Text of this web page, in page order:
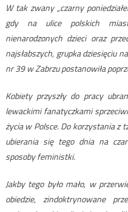
W tak zwany „czarny
gdy na ulice polskich
nienarodzonych dzieci oraz
najsłabszych, grupka dziesięciu
nr 39 w Zabrzu postanowiła
Kobiety przyszły do pracy
lewackimi fanatyczkami
życia w Polsce. Do korzystania z
ubierania się tego dnia na
sposoby feministki.
Jakby tego było mało, w
obiedzie, zindoktrynowane